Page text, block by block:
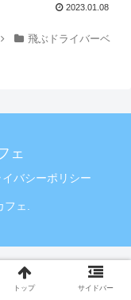
2023.01.08
飛ぶドライバーベ
ェ
イバシーポリシー
ェ.
トップ サイドバー